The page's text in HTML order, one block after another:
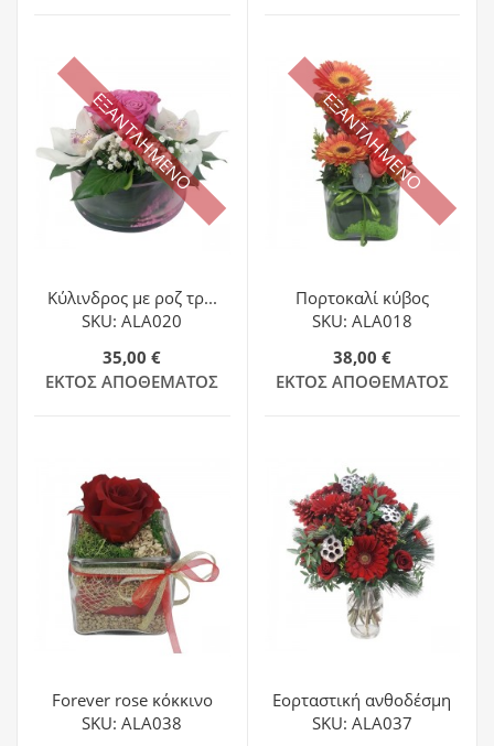
ΕΞΑΝΤΛΗΜΕΝΟ
Κύλινδρος με ροζ τρ...
SKU: ALA020
35,00 €
ΕΚΤΌΣ ΑΠΟΘΈΜΑΤΟΣ
ΕΞΑΝΤΛΗΜΕΝΟ
Πορτοκαλί κύβος
SKU: ALA018
38,00 €
ΕΚΤΌΣ ΑΠΟΘΈΜΑΤΟΣ
Forever rose κόκκινο
SKU: ALA038
Εορταστική ανθοδέσμη
SKU: ALA037